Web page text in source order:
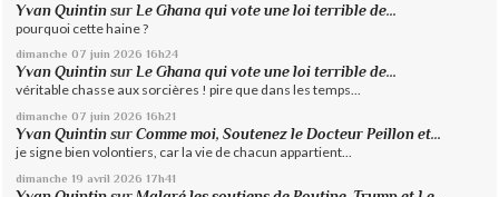
Yvan Quintin sur Le Ghana qui vote une loi terrible de...
pourquoi cette haine ?
dimanche 07 juin 2026 16h24
Yvan Quintin surLe Ghana qui vote une loi terrible de...
véritable chasse aux sorcières ! pire que dans les temps...
dimanche 07 juin 2026 16h21
Yvan Quintin surComme moi, Soutenez le Docteur Peillon et...
je signe bien volontiers, car la vie de chacun appartient...
dimanche 19 avril 2026 17h41